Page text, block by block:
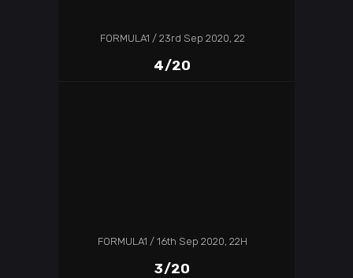
FORMULA1 23rd Sep 2020, 22
4/20
FORMULA1 16th Sep 2020, 22H
3/20